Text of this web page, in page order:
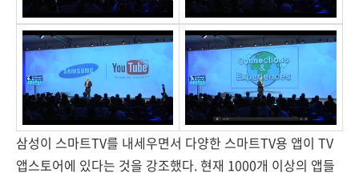
삼성이 스마트TV를 내세우면서 다양한 스마트TV용 앱이 TV
앱스토어에 있다는 것을 강조했다. 현재 1000개 이상의 앱들